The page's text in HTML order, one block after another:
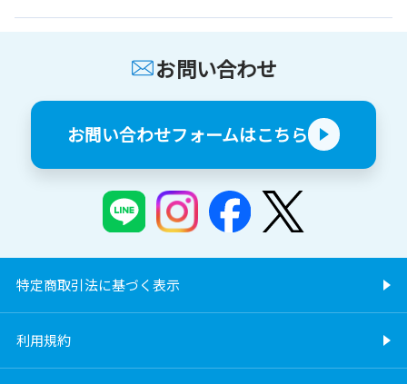
お問い合わせ
お問い合わせフォームはこちら
特定商取引法に基づく表示
利用規約